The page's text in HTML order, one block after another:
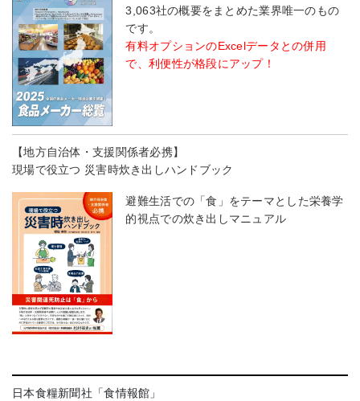
3,063社の概要をまとめた業界唯一のもの
です。
有料オプションのExcelデータとの併用
で、利便性が格段にアップ！
【地方自治体・支援関係者必携】
現場で役立つ 災害時炊き出しハンドブック
避難生活での「食」をテーマとした栄養学
的視点での炊き出しマニュアル
日本食糧新聞社「食情報館」